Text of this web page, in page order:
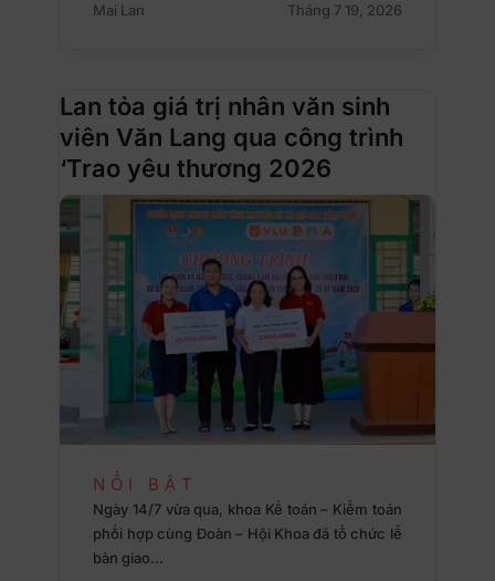
Mai Lan
Tháng 7 19, 2026
Lan tỏa giá trị nhân văn sinh
viên Văn Lang qua công trình
‘Trao yêu thương 2026
NỔI BẬT
Ngày 14/7 vừa qua, khoa Kế toán – Kiểm toán
phối hợp cùng Đoàn – Hội Khoa đã tổ chức lễ
bàn giao…